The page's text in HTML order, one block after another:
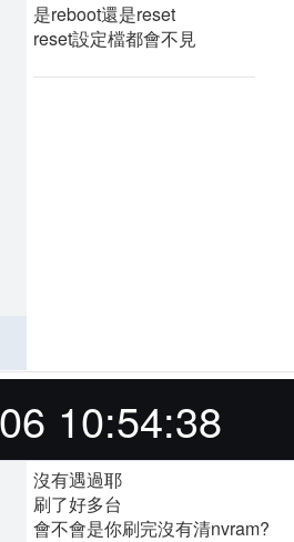
是reboot還是reset
reset設定檔都會不見
10:54:38
沒有遇過耶
刷了好多台
會不會是你刷完沒有清nvram?